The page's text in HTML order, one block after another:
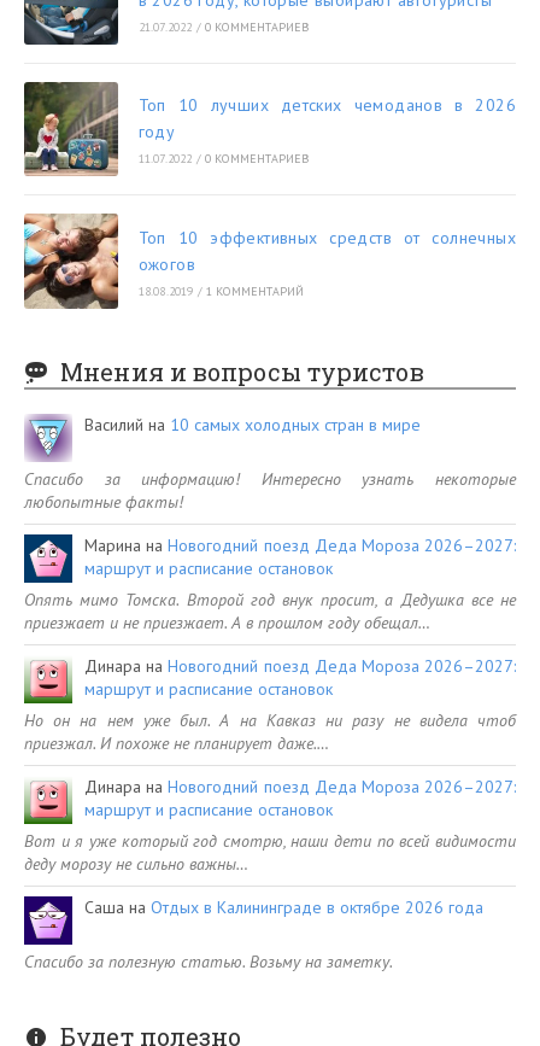
21.07.2022 / 0 КОММЕНТАРИЕВ
Топ 10 лучших детских чемоданов в 2026
году
11.07.2022 / 0 КОММЕНТАРИЕВ
Топ 10 эффективных средств от солнечных
ожогов
18.08.2019 / 1 КОММЕНТАРИЙ
Мнения и вопросы туристов
Василий на 10 самых холодных стран в мире
Спасибо за информацию! Интересно узнать некоторые
любопытные факты!
Марина наНовогодний поезд Деда Мороза 2026–2027:
маршрут и расписание остановок
Опять мимо Томска. Второй год внук просит, а Дедушка все не
приезжает и не приезжает. А в прошлом году обещал…
Динара наНовогодний поезд Деда Мороза 2026–2027:
маршрут и расписание остановок
Но он на нем уже был. А на Кавказ ни разу не видела чтоб
приезжал. И похоже не планирует даже.…
Динара наНовогодний поезд Деда Мороза 2026–2027:
маршрут и расписание остановок
Вот и я уже который год смотрю, наши дети по всей видимости
деду морозу не сильно важны…
Саша на Отдых в Калининграде в октябре 2026 года
Спасибо за полезную статью. Возьму на заметку.
Будет полезно